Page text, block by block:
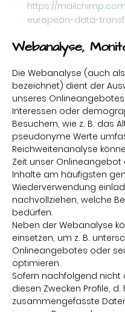
https://
european-data-
Webanalyse,
Die Webanalyse (auch
bezeichnet) dient der
unseres
Interessen oder
Besuchern, wie z. B. das
pseudonyme Werte
Reichweitenanalyse
Zeit unser
Inhalte am häufigsten
Wiederverwendung
nachvollziehen, welche
bedürfen.
Neben der Webanalyse
einsetzen, um z. B.
Onlineangebotes oder
optimieren.
Sofern nachfolgend nicht
diesen Zwecken Profile,
zusammengefasste